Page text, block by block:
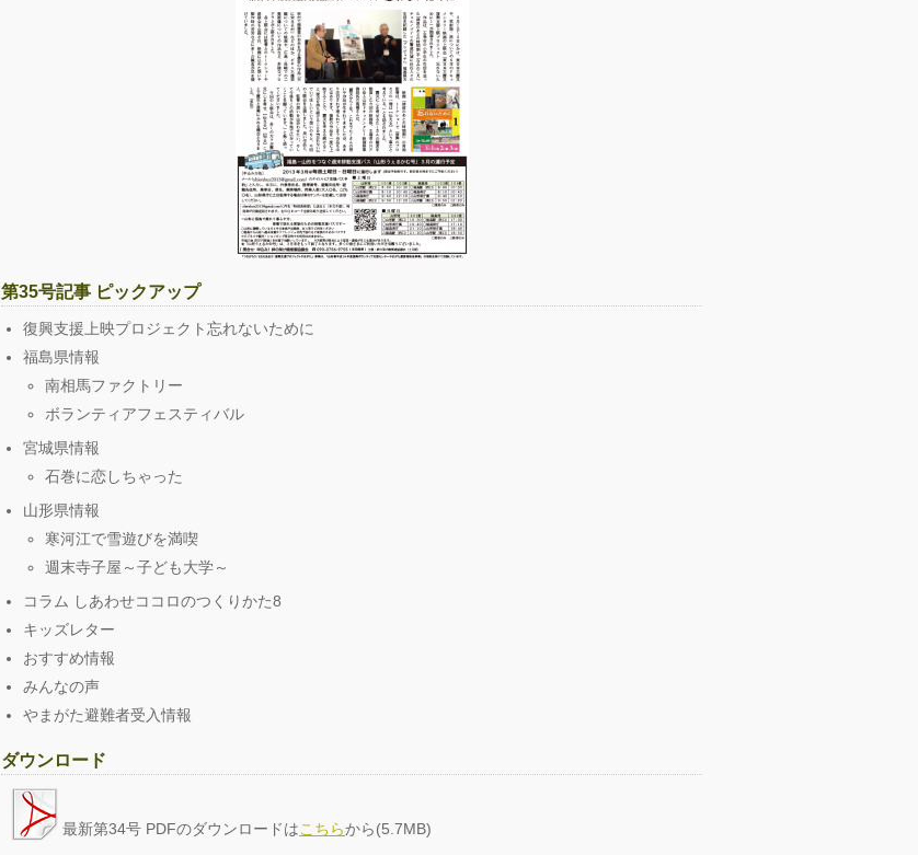
第35号記事 ピックアップ
復興支援上映プロジェクト忘れないために
福島県情報
南相馬ファクトリー
ボランティアフェスティバル
宮城県情報
石巻に恋しちゃった
山形県情報
寒河江で雪遊びを満喫
週末寺子屋～子ども大学～
コラム しあわせココロのつくりかた8
キッズレター
おすすめ情報
みんなの声
やまがた避難者受入情報
ダウンロード
最新第34号 PDFのダウンロードはこちらから(5.7MB)